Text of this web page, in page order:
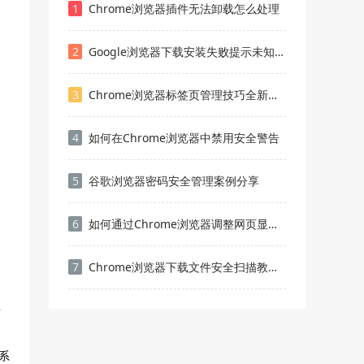
1 Chrome浏览器插件无法卸载怎么处理
2 Google浏览器下载安装失败提示未知错误的解决方法
3 Chrome浏览器标签页管理技巧全新盘点
4 如何在Chrome浏览器中禁用安全警告
5 谷歌浏览器密码安全管理案例分享
6 如何通过Chrome浏览器调整网页显示的缩放级别
7 Chrome浏览器下载文件安全扫描教程详解